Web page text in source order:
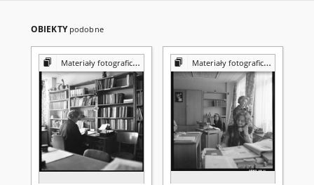
OBIEKTY podobne
Materiały fotograficzne z Pracowni Reprografii Biblioteki UMCS Materiały fotograficzne z Pracowni Reprografii Biblioteki UMCS